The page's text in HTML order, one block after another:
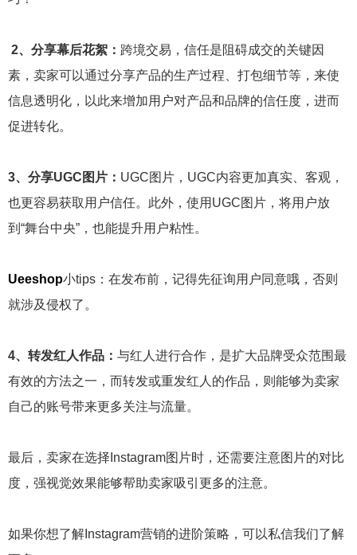
2、分享幕后花絮： 跨境交易，信任是阻碍成交的关键因
素，卖家可以通过分享产品的生产过程、打包细节等，来使
信息透明化，以此来增加用户对产品和品牌的信任度，进而
促进转化。
3、分享UGC图片： UGC图片，UGC内容更加真实、客观，
也更容易获取用户信任。此外，使用UGC图片，将用户放
到“舞台中央”，也能提升用户粘性。
Ueeshop小tips：在发布前，记得先征询用户同意哦，否则
就涉及侵权了。
4、转发红人作品： 与红人进行合作，是扩大品牌受众范围最
有效的方法之一，而转发或重发红人的作品，则能够为卖家
自己的账号带来更多关注与流量。
最后，卖家在选择Instagram图片时，还需要注意图片的对比
度，强视觉效果能够帮助卖家吸引更多的注意。
如果你想了解Instagram营销的进阶策略，可以私信我们了解